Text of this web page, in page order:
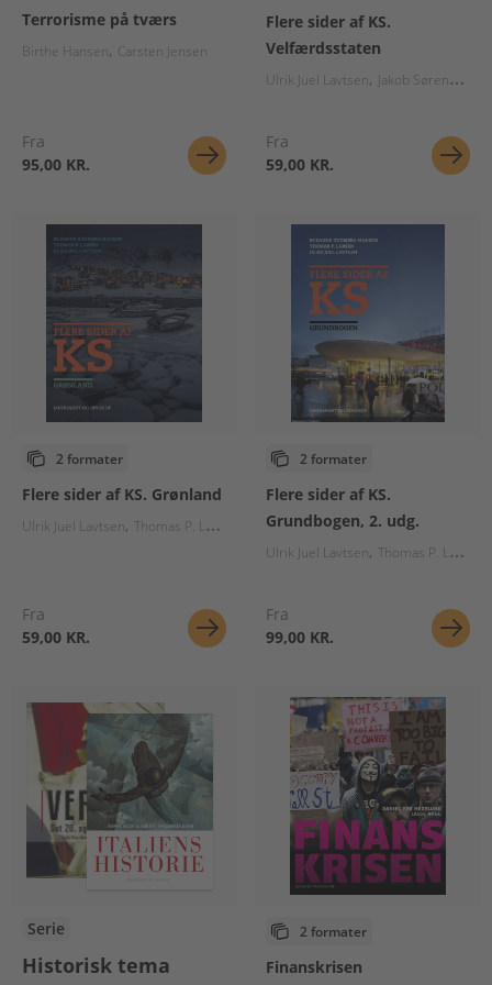
Terrorisme på tværs
Birthe Hansen Carsten Jensen
Fra
95,00 KR.
Flere sider af KS.
Velfærdsstaten
Ulrik Juel Lavtsen Jakob Sørensen
Fra
59,00 KR.
2 formater
Flere sider af KS. Grønland
Ulrik Juel Lavtsen Thomas P. Larsen Suzanne Gudbjerg-Hansen
Fra
59,00 KR.
2 formater
Flere sider af KS.
Grundbogen, 2. udg.
Ulrik Juel Lavtsen Thomas P. Larsen
Fra
99,00 KR.
Serie
Historisk tema
2 formater
Finanskrisen